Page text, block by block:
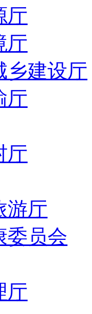
厅
厅
乡建设厅
厅
厅
游厅
委员会
厅